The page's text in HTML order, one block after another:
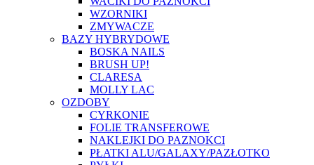
WZORNIKI
ZMYWACZE
BAZY HYBRYDOWE
BOSKA NAILS
BRUSH UP!
CLARESA
MOLLY LAC
OZDOBY
CYRKONIE
FOLIE TRANSFEROWE
NAKLEJKI DO PAZNOKCI
PŁATKI ALU/GALAXY/PAZŁOTKO